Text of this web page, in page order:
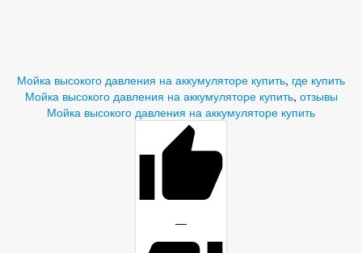
Мойка высокого давления на аккумуляторе купить, где купить
Мойка высокого давления на аккумуляторе купить, отзывы
Мойка высокого давления на аккумуляторе купить
—